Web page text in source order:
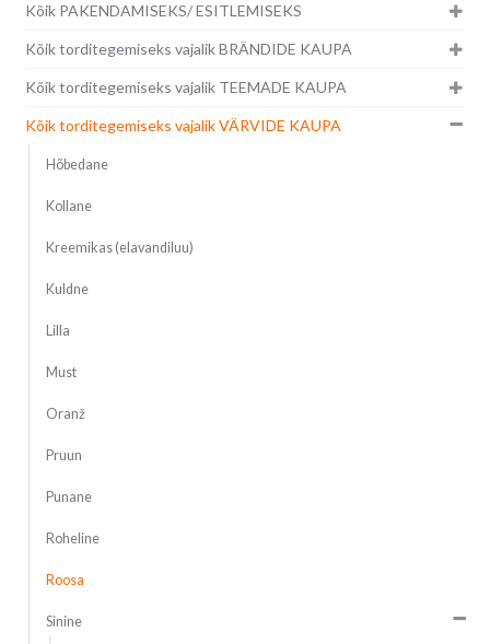
Kõik PAKENDAMISEKS/ ESITLEMISEKS
Kõik torditegemiseks vajalik BRÄNDIDE KAUPA
Kõik torditegemiseks vajalik TEEMADE KAUPA
Kõik torditegemiseks vajalik VÄRVIDE KAUPA
Hõbedane
Kollane
Kreemikas (elavandiluu)
Kuldne
Lilla
Must
Oranž
Pruun
Punane
Roheline
Roosa
Sinine